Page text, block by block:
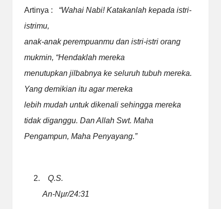
Artinya :
“Wahai Nabi! Katakanlah kepada istri-
istrimu,
anak-anak perempuanmu dan istri-istri orang
mukmin, “Hendaklah mereka
menutupkan jilbabnya ke seluruh tubuh mereka.
Yang demikian itu agar mereka
lebih mudah untuk dikenali sehingga mereka
tidak diganggu. Dan Allah Swt. Maha
Pengampun, Maha Penyayang.”
2.
Q.S.
An-Nµr/24:31